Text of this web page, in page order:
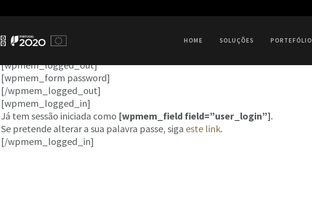
HOME SOLUÇÕES PORTEFÓLIO
[wpmem_logged_out]
[wpmem_form password]
[/wpmem_logged_out]
[wpmem_logged_in]
Já tem sessão iniciada como [wpmem_field field=”user_login”].
Se pretende alterar a sua palavra passe, siga este link.
[/wpmem_logged_in]